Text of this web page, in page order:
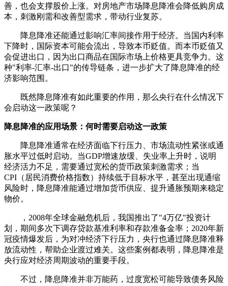
善，也会支撑股价上涨。对房地产市场降息降准会降低购房成
本，刺激刚需和改善型需求，带动行业复苏。
降息降准还能通过影响汇率间接作用于经济。当国内利率
下降时，国际资本可能会流出，导致本币贬值。而本币贬值又
会促进出口，因为出口商品在国际市场上价格更具竞争力。这
种"利率-汇率-出口"的传导链条，进一步扩大了降息降准的经
济影响范围。
既然降息降准有如此重要的作用，那么央行在什么情况下
会启动这一政策呢？
降息降准的应用场景：何时需要启动这一政策
降息降准通常在经济面临下行压力、市场流动性紧张或通
胀水平过低时启动。当GDP增速放缓、失业率上升时，说明
经济活力不足，需要通过宽松的货币政策刺激需求；当
CPI（居民消费价格指数）持续低于目标水平，甚至出现通缩
风险时，降息降准能通过增加货币供应、提升通胀预期来稳定
物价。
，2008年全球金融危机后，我国推出了"4万亿"投资计
划，期间多次下调存贷款基准利率和存款准备金率；2020年新
冠疫情爆发后，为对冲经济下行压力，央行也通过降息降准释
放流动性，帮助企业渡过难关。这些案例都表明，降息降准是
央行应对经济周期波动的重要手段。
不过，降息降准并非万能药，过度宽松可能导致债务风险